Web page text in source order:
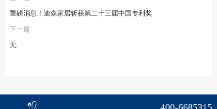
重磅消息！迪森家居斩获第二十三届中国专利奖
下一篇
无